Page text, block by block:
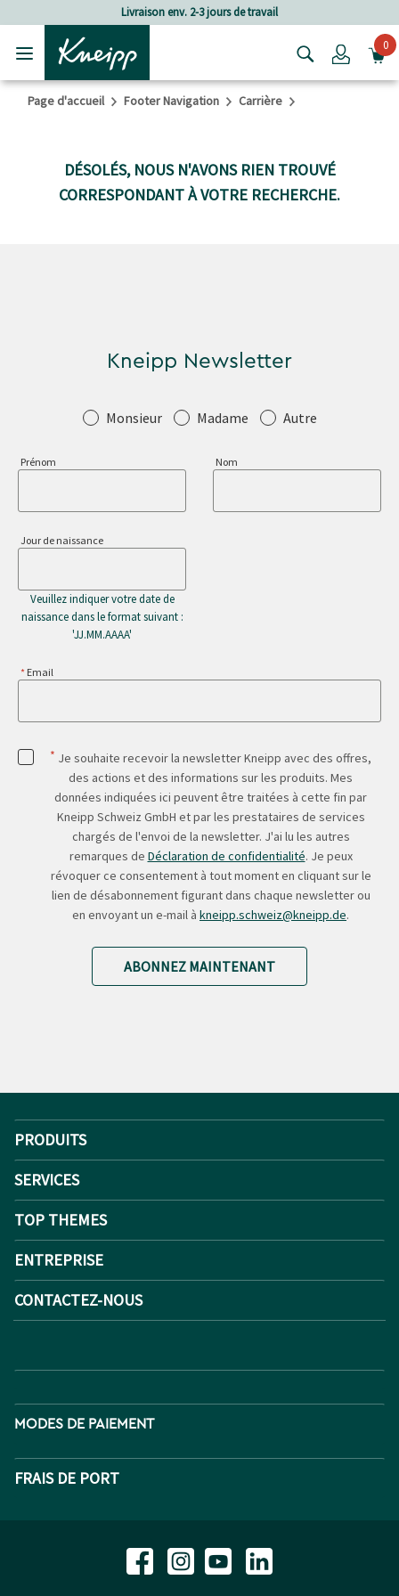
Passer au contenu principal
Passer au contenu du pied de page
Livraison env. 2-3 jours de travail
Login0
Page d'accueil Footer Navigation Carrière
DÉSOLÉS, NOUS N'AVONS RIEN TROUVÉ
CORRESPONDANT À VOTRE RECHERCHE.
Kneipp Newsletter
SalutationMonsieur Madame Autre
Prénom Nom
Jour de naissance
Veuillez indiquer votre date de
naissance dans le format suivant :
'JJ.MM.AAAA'
Email
* Je souhaite recevoir la newsletter Kneipp avec des offres,
des actions et des informations sur les produits. Mes
données indiquées ici peuvent être traitées à cette fin par
Kneipp Schweiz GmbH et par les prestataires de services
chargés de l'envoi de la newsletter. J'ai lu les autres
remarques de Déclaration de confidentialité. Je peux
révoquer ce consentement à tout moment en cliquant sur le
lien de désabonnement figurant dans chaque newsletter ou
en envoyant un e-mail à kneipp.schweiz@kneipp.de.
ABONNEZ MAINTENANT
PRODUITS
SERVICES
TOP THEMES
ENTREPRISE
CONTACTEZ-NOUS
MODES DE PAIEMENT
FRAIS DE PORT